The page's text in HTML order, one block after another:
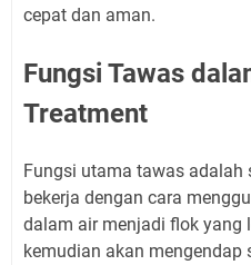
cepat dan aman.
Fungsi Tawas
Treatment
Fungsi utama tawas adalah
bekerja dengan cara
dalam air menjadi flok yang
kemudian akan mengendap